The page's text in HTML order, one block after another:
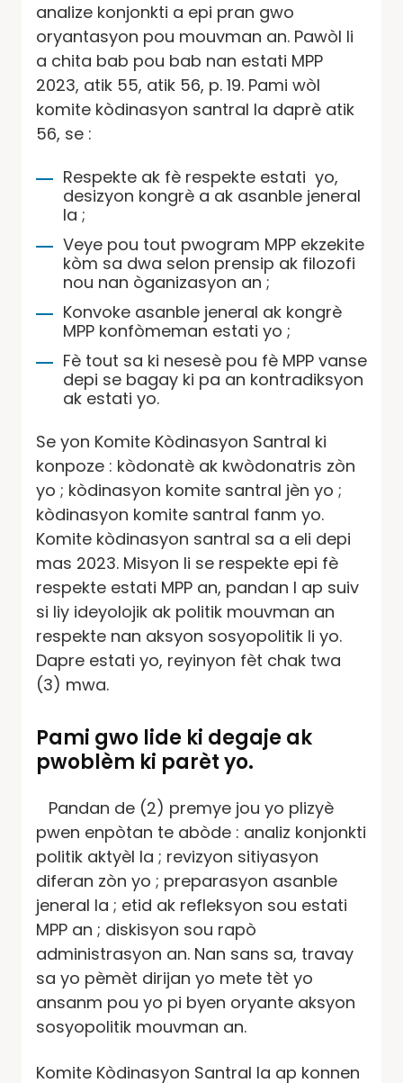
analize konjonkti a epi pran gwo
oryantasyon pou mouvman an. Pawòl li
a chita bab pou bab nan estati MPP
2023, atik 55, atik 56, p. 19. Pami wòl
komite kòdinasyon santral la daprè atik
56, se :
Respekte ak fè respekte estati yo,
desizyon kongrè a ak asanble jeneral
la ;
Veye pou tout pwogram MPP ekzekite
kòm sa dwa selon prensip ak filozofi
nou nan òganizasyon an ;
Konvoke asanble jeneral ak kongrè
MPP konfòmeman estati yo ;
Fè tout sa ki nesesè pou fè MPP vanse
depi se bagay ki pa an kontradiksyon
ak estati yo.
Se yon Komite Kòdinasyon Santral ki
konpoze : kòdonatè ak kwòdonatris zòn
yo ; kòdinasyon komite santral jèn yo ;
kòdinasyon komite santral fanm yo.
Komite kòdinasyon santral sa a eli depi
mas 2023. Misyon li se respekte epi fè
respekte estati MPP an, pandan l ap suiv
si liy ideyolojik ak politik mouvman an
respekte nan aksyon sosyopolitik li yo.
Dapre estati yo, reyinyon fèt chak twa
(3) mwa.
Pami gwo lide ki degaje ak
pwoblèm ki parèt yo.
Pandan de (2) premye jou yo plizyè
pwen enpòtan te abòde : analiz konjonkti
politik aktyèl la ; revizyon sitiyasyon
diferan zòn yo ; preparasyon asanble
jeneral la ; etid ak refleksyon sou estati
MPP an ; diskisyon sou rapò
administrasyon an. Nan sans sa, travay
sa yo pèmèt dirijan yo mete tèt yo
ansanm pou yo pi byen oryante aksyon
sosyopolitik mouvman an.
Komite Kòdinasyon Santral la ap konnen